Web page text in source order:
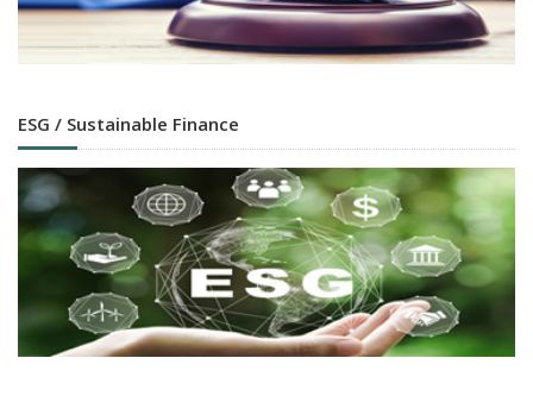
ESG / Sustainable Finance